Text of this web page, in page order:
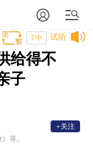
试听
T中
给得不
子
等。
+关注